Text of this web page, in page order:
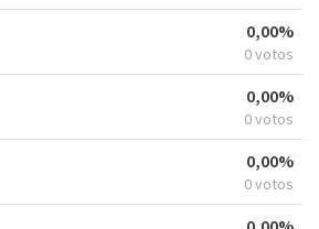
0,00%
0 votos
0,00%
0 votos
0,00%
0 votos